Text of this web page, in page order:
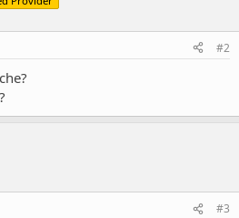
#2
#3